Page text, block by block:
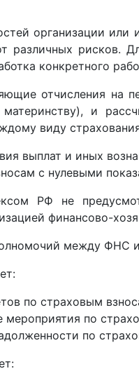
организации
различных рисков.
конкретного
отчисления на
материнству), и
виду
выплат и иных
с нулевыми
РФ не
финансово-
между ФНС
по страховым
мероприятия по
по